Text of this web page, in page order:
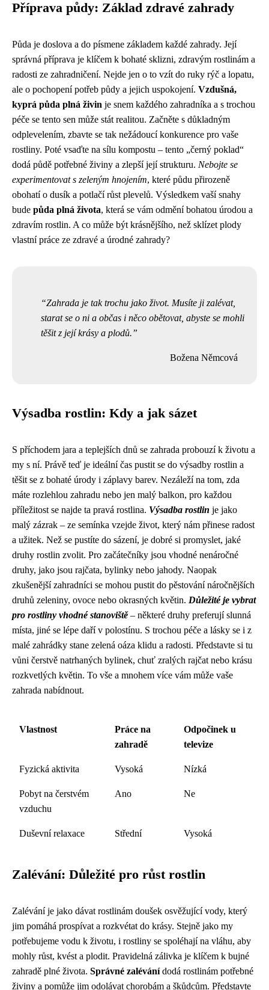
Příprava půdy: Základ zdravé zahrady
Půda je doslova a do písmene základem každé zahrady. Její
správná příprava je klíčem k bohaté sklizni, zdravým rostlinám a
radosti ze zahradničení. Nejde jen o to vzít do ruky rýč a lopatu,
ale o pochopení potřeb půdy a jejich uspokojení. Vzdušná,
kyprá půda plná živin je snem každého zahradníka a s trochou
péče se tento sen může stát realitou. Začněte s důkladným
odplevelením, zbavte se tak nežádoucí konkurence pro vaše
rostliny. Poté vsaďte na sílu kompostu – tento „černý poklad“
dodá půdě potřebné živiny a zlepší její strukturu. Nebojte se
experimentovat s zeleným hnojením, které půdu přirozeně
obohatí o dusík a potlačí růst plevelů. Výsledkem vaší snahy
bude půda plná života, která se vám odmění bohatou úrodou a
zdravím rostlin. A co může být krásnějšího, než sklízet plody
vlastní práce ze zdravé a úrodné zahrady?
Zahrada je tak trochu jako život. Musíte ji zalévat,
starat se o ni a občas i něco obětovat, abyste se mohli
těšit z její krásy a plodů.
Božena Němcová
Výsadba rostlin: Kdy a jak sázet
S příchodem jara a teplejších dnů se zahrada probouzí k životu a
my s ní. Právě teď je ideální čas pustit se do výsadby rostlin a
těšit se z bohaté úrody i záplavy barev. Nezáleží na tom, zda
máte rozlehlou zahradu nebo jen malý balkon, pro každou
příležitost se najde ta pravá rostlina. Výsadba rostlin je jako
malý zázrak – ze semínka vzejde život, který nám přinese radost
a užitek. Než se pustíte do sázení, je dobré si promyslet, jaké
druhy rostlin zvolit. Pro začátečníky jsou vhodné nenáročné
druhy, jako jsou rajčata, bylinky nebo jahody. Naopak
zkušenější zahradníci se mohou pustit do pěstování náročnějších
druhů zeleniny, ovoce nebo okrasných květin. Důležité je vybrat
pro rostliny vhodné stanoviště– některé druhy preferují slunná
místa, jiné se lépe daří v polostínu. S trochou péče a lásky se i z
malé zahrádky stane zelená oáza klidu a radosti. Představte si tu
vůni čerstvě natrhaných bylinek, chuť zralých rajčat nebo krásu
rozkvetlých květin. To vše a mnohem více vám může vaše
zahrada nabídnout.
Vlastnost
Práce na
zahradě
Odpočinek u
televize
Fyzická aktivita Vysoká Nízká
Pobyt na čerstvém
vzduchu
Ano Ne
Duševní relaxace Střední Vysoká
Zalévání: Důležité pro růst rostlin
Zalévání je jako dávat rostlinám doušek osvěžující vody, který
jim pomáhá prospívat a rozkvétat do krásy. Stejně jako my
potřebujeme vodu k životu, i rostliny se spoléhají na vláhu, aby
mohly růst, kvést a plodit. Pravidelná zálivka je klíčem k bujné
zahradě plné života. Správné zalévánídodá rostlinám potřebné
živiny a pomůže jim odolávat chorobám a škůdcům. Představte